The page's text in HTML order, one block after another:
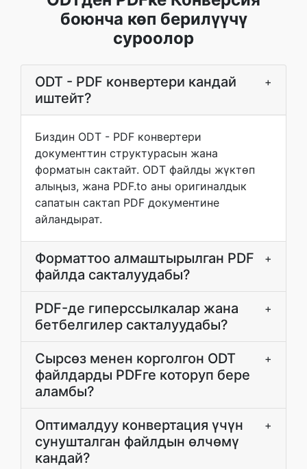
боюнча көп берилүүчү
суроолор
ODT - PDF конвертери кандай
иштейт?
+
Биздин ODT - PDF конвертери
документтин структурасын жана
форматын сактайт. ODT файлды жүктөп
алыңыз, жана PDF.to аны оригиналдык
сапатын сактап PDF документине
айландырат.
Форматтоо алмаштырылган PDF
файлда сакталуудабы?
+
PDF-де гиперссылкалар жана
бетбелгилер сакталуудабы?
+
Сырсөз менен корголгон ODT
файлдарды PDFге которуп бере
аламбы?
+
Оптималдуу конвертация үчүн
сунушталган файлдын өлчөмү
кандай?
+